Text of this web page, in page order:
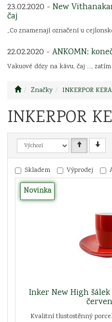
23.02.2020 - New
čaj
„Co znamenají označení u
22.02.2020 - ANKOMN:
Vakuové dózy na kávu, čaj ...,
Značky INKERPOR
INKERPOR
Skladem Výprodej
Novinka
Inker New High
Kvalitní tlustostěnný